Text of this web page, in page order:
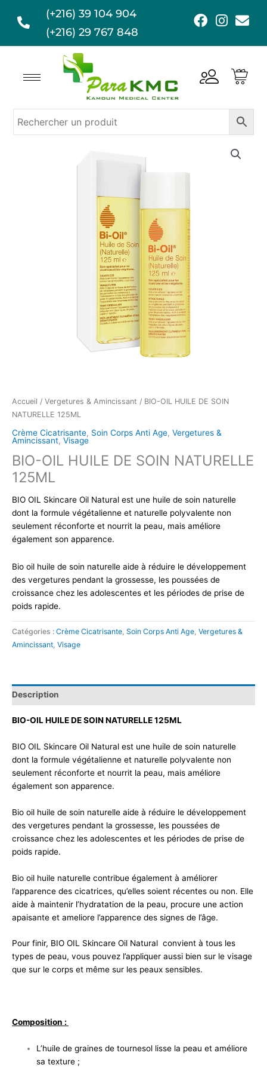
(+216) 39 104 904
(+216) 29 767 848
F
c
b
o
I
s
E
v
l
o
e
Accueil / Vergetures & Amincissant / BIO-OIL HUILE DE SOIN
NATURELLE 125ML
Crème Cicatrisante, Soin Corps Anti Age, Vergetures &
Amincissant, Visage
BIO-OIL HUILE DE SOIN NATURELLE
125ML
BIO OIL Skincare Oil Natural est une huile de soin naturelle
dont la formule végétalienne et naturelle polyvalente non
seulement réconforte et nourrit la peau, mais améliore
également son apparence.
Bio oil huile de soin naturelle aide à réduire le développement
des vergetures pendant la grossesse, les poussées de
croissance chez les adolescentes et les périodes de prise de
poids rapide.
Catégories : Crème Cicatrisante Soin Corps Anti Age Vergetures &
Amincissant Visage
Description
BIO-OIL HUILE DE SOIN NATURELLE 125ML
BIO OIL Skincare Oil Natural est une huile de soin naturelle
dont la formule végétalienne et naturelle polyvalente non
seulement réconforte et nourrit la peau, mais améliore
également son apparence.
Bio oil huile de soin naturelle aide à réduire le développement
des vergetures pendant la grossesse, les poussées de
croissance chez les adolescentes et les périodes de prise de
poids rapide.
Bio oil huile naturelle contribue également à améliorer
l’apparence des cicatrices, qu’elles soient récentes ou non. Elle
aide à maintenir l’hydratation de la peau, procure une action
apaisante et ameliore l’apparence des signes de l’âge.
Pour finir, BIO OIL Skincare Oil Natural convient à tous les
types de peau, vous pouvez l’appliquer aussi bien sur le visage
que sur le corps et même sur les peaux sensibles.
Composition :
L’huile de graines de tournesol lisse la peau et améliore
sa texture ;